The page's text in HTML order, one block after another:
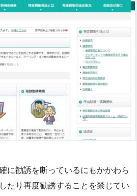
に勧誘を断っているにもかかわら
たり再度勧誘することを禁じてい